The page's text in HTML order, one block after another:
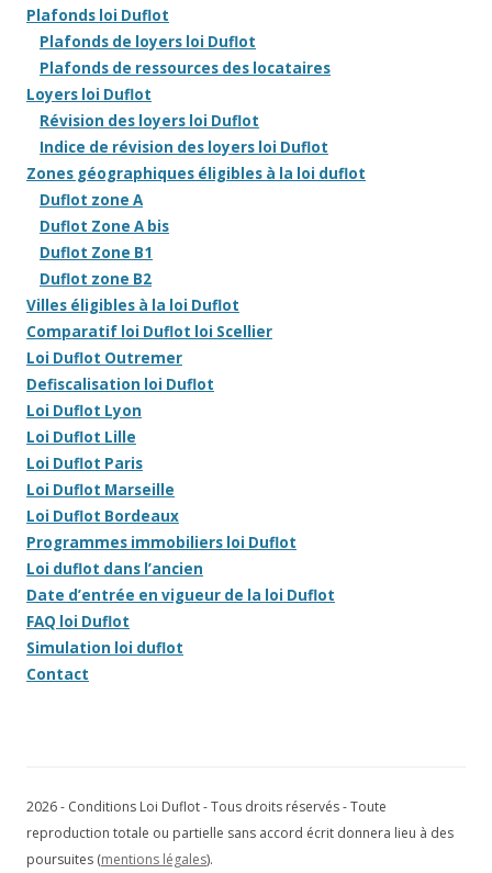
Plafonds loi Duflot
Plafonds de loyers loi Duflot
Plafonds de ressources des locataires
Loyers loi Duflot
Révision des loyers loi Duflot
Indice de révision des loyers loi Duflot
Zones géographiques éligibles à la loi duflot
Duflot zone A
Duflot Zone A bis
Duflot Zone B1
Duflot zone B2
Villes éligibles à la loi Duflot
Comparatif loi Duflot loi Scellier
Loi Duflot Outremer
Defiscalisation loi Duflot
Loi Duflot Lyon
Loi Duflot Lille
Loi Duflot Paris
Loi Duflot Marseille
Loi Duflot Bordeaux
Programmes immobiliers loi Duflot
Loi duflot dans l’ancien
Date d’entrée en vigueur de la loi Duflot
FAQ loi Duflot
Simulation loi duflot
Contact
2026 - Conditions Loi Duflot - Tous droits réservés - Toute
reproduction totale ou partielle sans accord écrit donnera lieu à des
poursuites (mentions légales).